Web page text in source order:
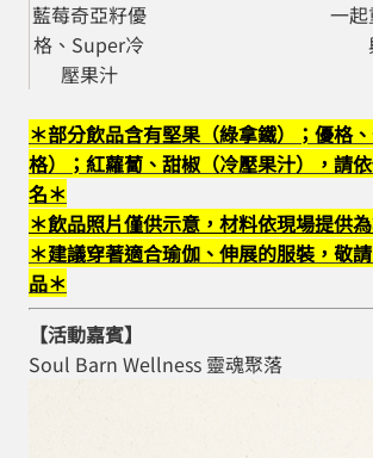
藍莓奇亞籽優
格、Super冷
壓果汁
一起
＊部分飲品含有堅果（綠拿鐵）；優格
格）；紅蘿蔔、甜椒（冷壓果汁），請
名＊
＊飲品照片僅供示意，材料依現場提供
＊建議穿著適合瑜伽、伸展的服裝，敬
品＊
【活動嘉賓】
Soul Barn Wellness 靈魂聚落